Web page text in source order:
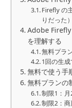
Firefly の
りだった）
Adobe
を理解する
無料プラ
1回の生
無料で使う
無料プラン
制限1：
制限2：